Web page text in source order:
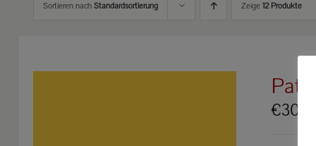
Sortieren nach Standardsortierung Zeige 12 Produkte
€30.00